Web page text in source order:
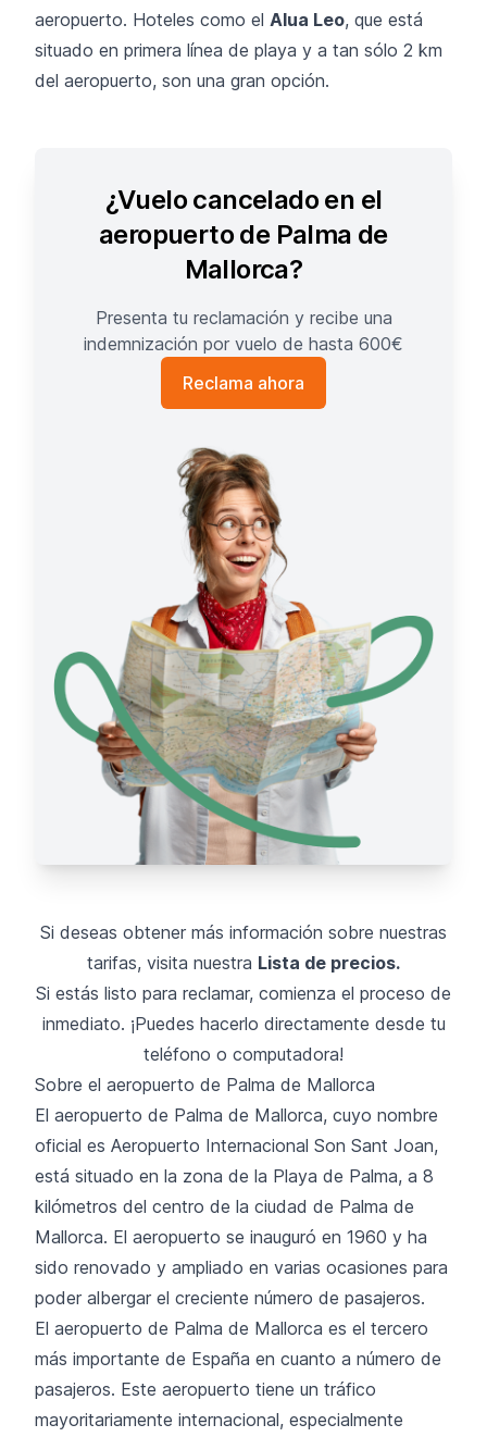
aeropuerto. Hoteles como el Alua Leo, que está
situado en primera línea de playa y a tan sólo 2 km
del aeropuerto, son una gran opción.
¿Vuelo cancelado en el
aeropuerto de Palma de
Mallorca?
Presenta tu reclamación y recibe una
indemnización por vuelo de hasta 600€
Reclama ahora
Si deseas obtener más información sobre nuestras
tarifas, visita nuestra Lista de precios.
Si estás listo para reclamar, comienza el proceso de
inmediato. ¡Puedes hacerlo directamente desde tu
teléfono o computadora!
Sobre el aeropuerto de Palma de Mallorca
El aeropuerto de Palma de Mallorca, cuyo nombre
oficial es Aeropuerto Internacional Son Sant Joan,
está situado en la zona de la Playa de Palma, a 8
kilómetros del centro de la ciudad de Palma de
Mallorca. El aeropuerto se inauguró en 1960 y ha
sido renovado y ampliado en varias ocasiones para
poder albergar el creciente número de pasajeros.
El aeropuerto de Palma de Mallorca es el tercero
más importante de España en cuanto a número de
pasajeros. Este aeropuerto tiene un tráfico
mayoritariamente internacional, especialmente